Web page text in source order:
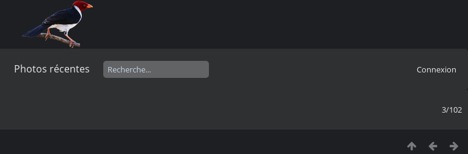
Photos récentes Connexion
3/102